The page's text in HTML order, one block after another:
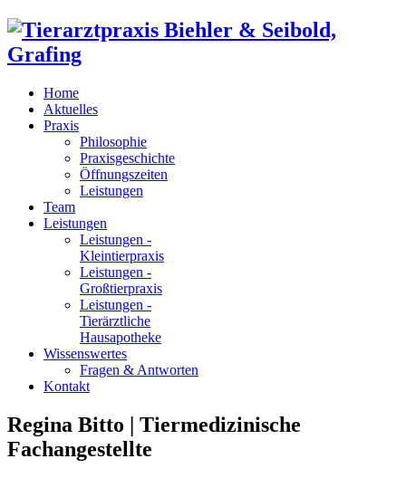
Home
Aktuelles
Praxis
Philosophie
Praxisgeschichte
Öffnungszeiten
Leistungen
Team
Leistungen
Leistungen -
Kleintierpraxis
Leistungen -
Großtierpraxis
Leistungen -
Tierärztliche
Hausapotheke
Wissenswertes
Fragen & Antworten
Kontakt
Regina Bitto | Tiermedizinische
Fachangestellte